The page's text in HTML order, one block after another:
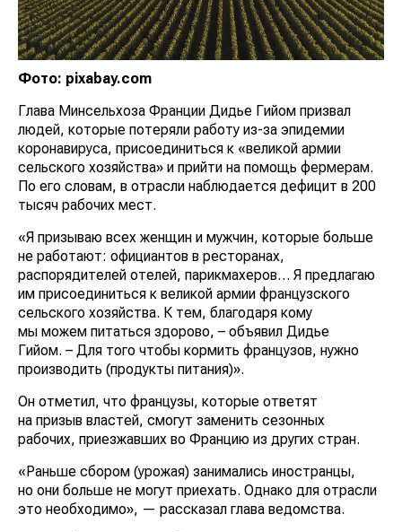
Фото: pixabay.com
Глава Минсельхоза Франции Дидье Гийом призвал
людей, которые потеряли работу из-за эпидемии
коронавируса, присоединиться к «великой армии
сельского хозяйства» и прийти на помощь фермерам.
По его словам, в отрасли наблюдается дефицит в 200
тысяч рабочих мест.
«Я призываю всех женщин и мужчин, которые больше
не работают: официантов в ресторанах,
распорядителей отелей, парикмахеров… Я предлагаю
им присоединиться к великой армии французского
сельского хозяйства. К тем, благодаря кому
мы можем питаться здорово, – объявил Дидье
Гийом. – Для того чтобы кормить французов, нужно
производить (продукты питания)».
Он отметил, что французы, которые ответят
на призыв властей, смогут заменить сезонных
рабочих, приезжавших во Францию из других стран.
«Раньше сбором (урожая) занимались иностранцы,
но они больше не могут приехать. Однако для отрасли
это необходимо», — рассказал глава ведомства.